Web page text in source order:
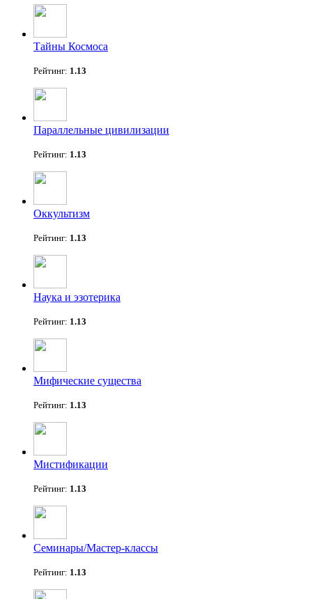
Тайны Космоса
Рейтинг: 1.13
Параллельные цивилизации
Рейтинг: 1.13
Оккультизм
Рейтинг: 1.13
Наука и эзотерика
Рейтинг: 1.13
Мифические существа
Рейтинг: 1.13
Мистификации
Рейтинг: 1.13
Семинары/Мастер-классы
Рейтинг: 1.13